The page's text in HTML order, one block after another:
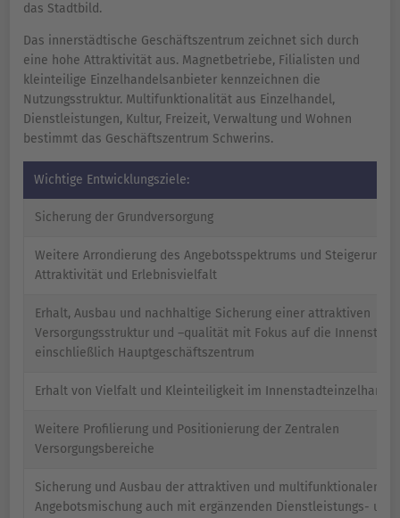
das Stadtbild.
Das innerstädtische Geschäftszentrum zeichnet sich durch
eine hohe Attraktivität aus. Magnetbetriebe, Filialisten und
kleinteilige Einzelhandelsanbieter kennzeichnen die
Nutzungsstruktur. Multifunktionalität aus Einzelhandel,
Dienstleistungen, Kultur, Freizeit, Verwaltung und Wohnen
bestimmt das Geschäftszentrum Schwerins.
Wichtige Entwicklungsziele:
Sicherung der Grundversorgung
Weitere Arrondierung des Angebotsspektrums und Steigerung
Attraktivität und Erlebnisvielfalt
Erhalt, Ausbau und nachhaltige Sicherung einer attraktiven
Versorgungsstruktur und –qualität mit Fokus auf die Innenstadt
einschließlich Hauptgeschäftszentrum
Erhalt von Vielfalt und Kleinteiligkeit im Innenstadteinzelhandel
Weitere Profilierung und Positionierung der Zentralen
Versorgungsbereiche
Sicherung und Ausbau der attraktiven und multifunktionalen
Angebotsmischung auch mit ergänzenden Dienstleistungs- und